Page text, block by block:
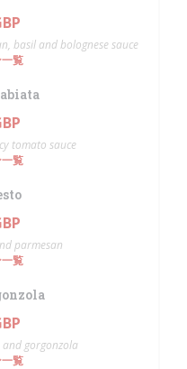
basil and bolognese sauce
覧
tomato sauce
覧
parmesan
覧
gorgonzola
覧